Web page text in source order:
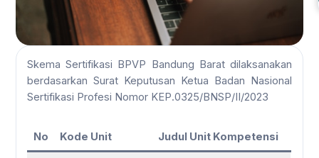
Skema Sertifikasi BPVP Bandung Barat dilaksanakan
berdasarkan Surat Keputusan Ketua Badan Nasional
Sertifikasi Profesi Nomor KEP.0325/BNSP/II/2023
No Kode Unit Judul Unit Kompetensi